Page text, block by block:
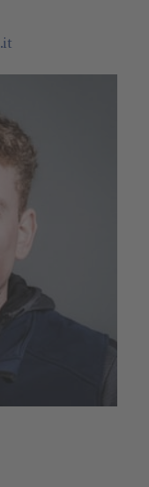
.it